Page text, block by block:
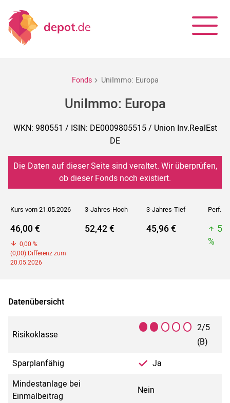
Fonds UniImmo: Europa
UniImmo: Europa
WKN: 980551 / ISIN: DE0009805515 / Union Inv.RealEst
DE
Die Daten auf dieser Seite sind veraltet. Wir überprüfen,
ob dieser Fonds noch existiert.
Kurs vom 21.05.2026 3-Jahres-Hoch 3-Jahres-Tief Perf. 5J
46,00 €
0,00 %
(0,00) Differenz zum
20.05.2026
52,42 € 45,96 €
%
Datenübersicht
Risikoklasse
2/5
(B)
Sparplanfähig
Ja
Mindestanlage bei
Einmalbeitrag
Nein